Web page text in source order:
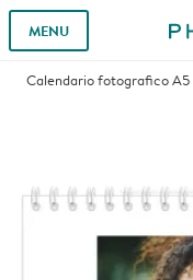
MENU
Calendario fotografico A5